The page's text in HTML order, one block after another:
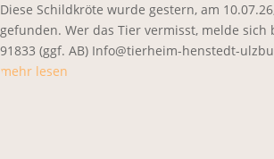
Diese Schildkröte wurde gestern, am
gefunden. Wer das Tier vermisst, melde sich
91833 (ggf. AB) Info@tierheim-henstedt-
mehr lesen